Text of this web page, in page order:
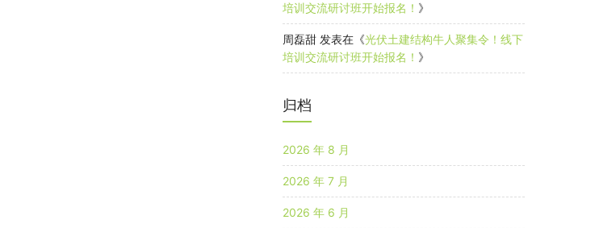
培训交流研讨班开始报名！ 》
周磊甜 发表在《光伏土建结构牛人聚集令！线下
培训交流研讨班开始报名！ 》
归档
2026 年 8 月
2026 年 7 月
2026 年 6 月